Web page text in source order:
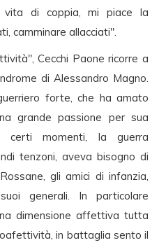
vita di coppia, mi piace la
camminare allacciati".
Cecchi Paone ricorre a
di Alessandro Magno.
forte, che ha amato
grande passione per sua
certi momenti, la guerra
tenzoni, aveva bisogno di
gli amici di infanzia,
generali. In particolare
dimensione affettiva tutta
in battaglia sento il